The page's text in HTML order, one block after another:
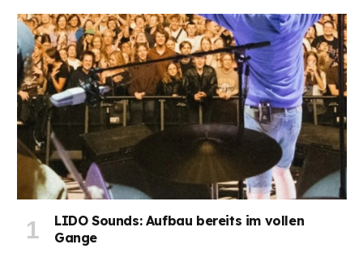
LIDO Sounds: Aufbau bereits im vollen
Gange